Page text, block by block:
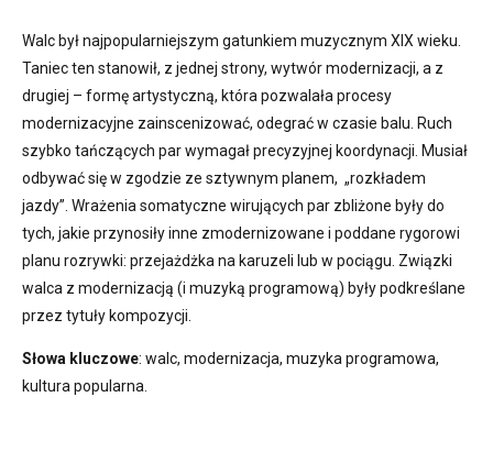
Walc był najpopularniejszym gatunkiem muzycznym XIX wieku.
Taniec ten stanowił, z jednej strony, wytwór modernizacji, a z
drugiej – formę artystyczną, która pozwalała procesy
modernizacyjne zainscenizować, odegrać w czasie balu. Ruch
szybko tańczących par wymagał precyzyjnej koordynacji. Musiał
odbywać się w zgodzie ze sztywnym planem, „rozkładem
jazdy”. Wrażenia somatyczne wirujących par zbliżone były do
tych, jakie przynosiły inne zmodernizowane i poddane rygorowi
planu rozrywki: przejażdżka na karuzeli lub w pociągu. Związki
walca z modernizacją (i muzyką programową) były podkreślane
przez tytuły kompozycji.
Słowa kluczowe: walc, modernizacja, muzyka programowa,
kultura popularna.